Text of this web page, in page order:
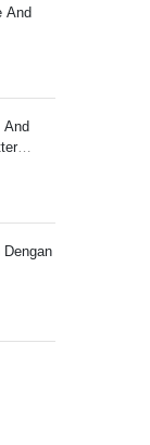
And
And